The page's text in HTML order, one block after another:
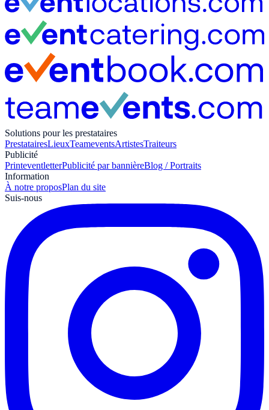
Solutions pour les prestataires
PrestatairesLieuxTeameventsArtistesTraiteurs
Publicité
PrinteventletterPublicité par bannièreBlog / Portraits
Information
À notre proposPlan du site
Suis-nous